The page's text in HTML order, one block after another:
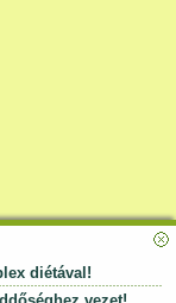
diétával!